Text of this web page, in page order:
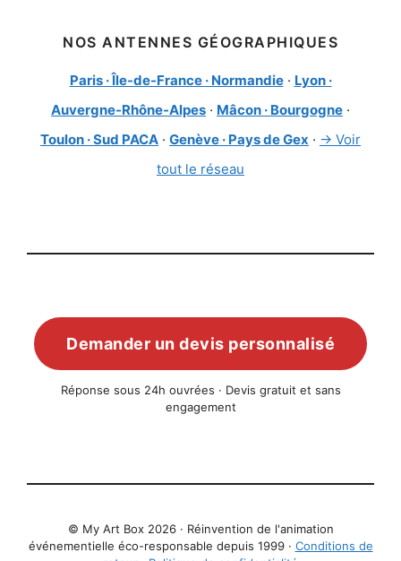
NOS ANTENNES GÉOGRAPHIQUES
Paris · Île-de-France · Normandie· Lyon ·
Auvergne-Rhône-Alpes · Mâcon · Bourgogne ·
Toulon · Sud PACA · Genève · Pays de Gex · → Voir
tout le réseau
Demander un devis personnalisé
Réponse sous 24h ouvrées · Devis gratuit et sans
engagement
© My Art Box 2026 · Réinvention de l'animation
événementielle éco-responsable depuis 1999 · Conditions de